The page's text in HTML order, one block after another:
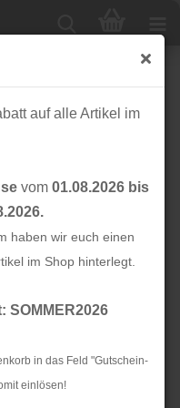
auf alle Artikel im
vom 01.08.2026 bis
haben wir euch einen
im Shop hinterlegt.
SOMMER2026
in das Feld "Gutschein-
einlösen!